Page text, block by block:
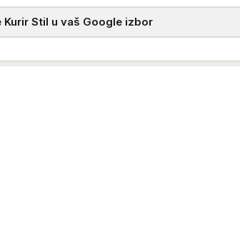
Kurir Stil u vaš Google izbor